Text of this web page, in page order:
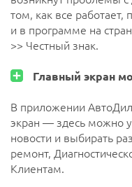
том, как все
и в программе на
>> Честный знак.
Главный экран
В приложении
экран — здесь можно
новости и выбирать
ремонт,
Клиентам.